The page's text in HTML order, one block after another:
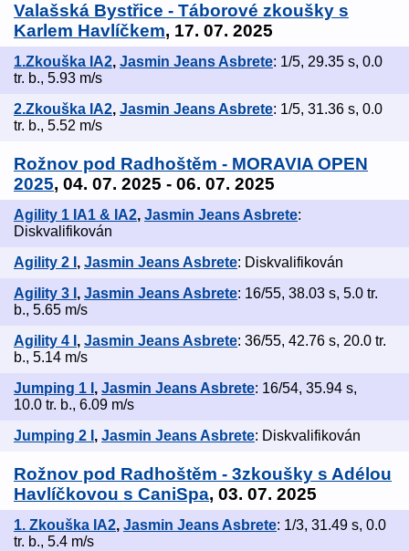
Valašská Bystřice - Táborové zkoušky s
Karlem Havlíčkem, 17. 07. 2025
1.Zkouška IA2, Jasmin Jeans Asbrete: 1/5, 29.35 s, 0.0
tr. b., 5.93 m/s
2.Zkouška IA2, Jasmin Jeans Asbrete: 1/5, 31.36 s, 0.0
tr. b., 5.52 m/s
Rožnov pod Radhoštěm - MORAVIA OPEN
2025, 04. 07. 2025 - 06. 07. 2025
Agility 1 IA1 & IA2, Jasmin Jeans Asbrete:
Diskvalifikován
Agility 2 I , Jasmin Jeans Asbrete: Diskvalifikován
Agility 3 I , Jasmin Jeans Asbrete: 16/55, 38.03 s, 5.0 tr.
b., 5.65 m/s
Agility 4 I , Jasmin Jeans Asbrete: 36/55, 42.76 s, 20.0 tr.
b., 5.14 m/s
Jumping 1 I , Jasmin Jeans Asbrete: 16/54, 35.94 s,
10.0 tr. b., 6.09 m/s
Jumping 2 I , Jasmin Jeans Asbrete: Diskvalifikován
Rožnov pod Radhoštěm - 3zkoušky s Adélou
Havlíčkovou s CaniSpa, 03. 07. 2025
1. Zkouška IA2, Jasmin Jeans Asbrete: 1/3, 31.49 s, 0.0
tr. b., 5.4 m/s